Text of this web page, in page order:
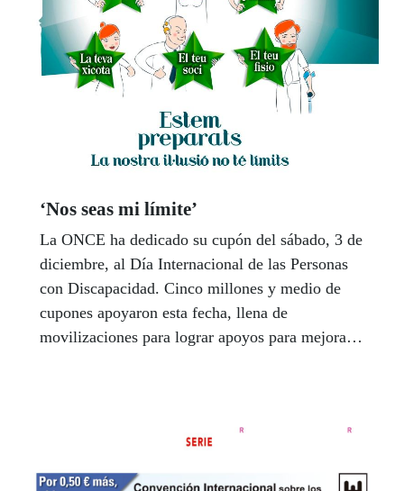
‘Nos seas mi límite’
La ONCE ha dedicado su cupón del sábado, 3 de
diciembre, al Día Internacional de las Personas
con Discapacidad. Cinco millones y medio de
cupones apoyaron esta fecha, llena de
movilizaciones para lograr apoyos para mejorar